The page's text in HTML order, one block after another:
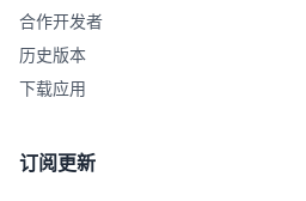
合作开发者
历史版本
下载应用
订阅更新